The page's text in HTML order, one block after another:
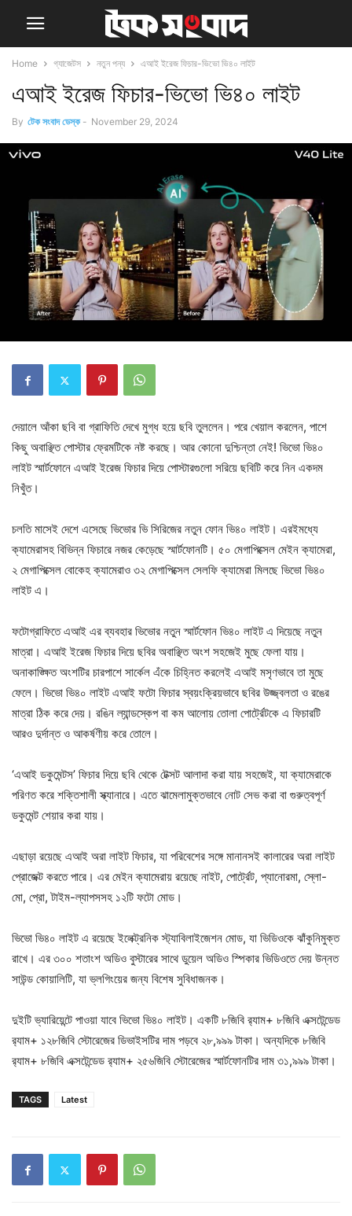
Home গ্যাজেটস নতুন পন্য এআই ইরেজ ফিচার-ভিভো ভি৪০ লাইট
এআই ইরেজ ফিচার-ভিভো ভি৪০ লাইট
By টেক সংবাদ ডেস্ক - November 29, 2024
দেয়ালে আঁকা ছবি বা গ্রাফিতি দেখে মুগ্ধ হয়ে ছবি তুললেন। পরে খেয়াল করলেন, পাশে
কিছু অবাঞ্ছিত পোস্টার ফ্রেমটিকে নষ্ট করছে। আর কোনো দুশ্চিন্তা নেই! ভিভো ভি৪০
লাইট স্মার্টফোনে এআই ইরেজ ফিচার দিয়ে পোস্টারগুলো সরিয়ে ছবিটি করে নিন একদম
নিখুঁত।
চলতি মাসেই দেশে এসেছে ভিভোর ভি সিরিজের নতুন ফোন ভি৪০ লাইট। এরইমধ্যে
ক্যামেরাসহ বিভিন্ন ফিচারে নজর কেড়েছে স্মার্টফোনটি। ৫০ মেগাপিক্সেল মেইন ক্যামেরা,
২ মেগাপিক্সেল বোকেহ ক্যামেরাও ৩২ মেগাপিক্সেল সেলফি ক্যামেরা মিলছে ভিভো ভি৪০
লাইট এ।
ফটোগ্রাফিতে এআই এর ব্যবহার ভিভোর নতুন স্মার্টফোন ভি৪০ লাইট এ দিয়েছে নতুন
মাত্রা। এআই ইরেজ ফিচার দিয়ে ছবির অবাঞ্ছিত অংশ সহজেই মুছে ফেলা যায়।
অনাকাঙ্ক্ষিত অংশটির চারপাশে সার্কেল এঁকে চিহ্নিত করলেই এআই মসৃণভাবে তা মুছে
ফেলে। ভিভো ভি৪০ লাইট এআই ফটো ফিচার স্বয়ংক্রিয়ভাবে ছবির উজ্জ্বলতা ও রঙের
মাত্রা ঠিক করে দেয়। রঙিন ল্যান্ডস্কেপ বা কম আলোয় তোলা পোর্ট্রেটকে এ ফিচারটি
আরও দুর্দান্ত ও আকর্ষণীয় করে তোলে।
‘এআই ডকুমেন্টস’ ফিচার দিয়ে ছবি থেকে টেক্সট আলাদা করা যায় সহজেই, যা ক্যামেরাকে
পরিণত করে শক্তিশালী স্ক্যানারে। এতে ঝামেলামুক্তভাবে নোট সেভ করা বা গুরুত্বপূর্ণ
ডকুমেন্ট শেয়ার করা যায়।
এছাড়া রয়েছে এআই অরা লাইট ফিচার, যা পরিবেশের সঙ্গে মানানসই কালারের অরা লাইট
প্রোজেক্ট করতে পারে। এর মেইন ক্যামেরায় রয়েছে নাইট, পোর্ট্রেট, প্যানোরমা, স্লো-
মো, প্রো, টাইম-ল্যাপসসহ ১২টি ফটো মোড।
ভিভো ভি৪০ লাইট এ রয়েছে ইলেক্ট্রনিক স্ট্যাবিলাইজেশন মোড, যা ভিডিওকে ঝাঁকুনিমুক্ত
রাখে। এর ৩০০ শতাংশ অডিও বুস্টারের সাথে ডুয়েল অডিও স্পিকার ভিডিওতে দেয় উন্নত
সাউন্ড কোয়ালিটি, যা ভ্লগিংয়ের জন্য বিশেষ সুবিধাজনক।
দুইটি ভ্যারিয়েন্টে পাওয়া যাবে ভিভো ভি৪০ লাইট। একটি ৮জিবি র‍্যাম+ ৮জিবি এক্সটেন্ডেড
র‍্যাম+ ১২৮জিবি স্টোরেজের ডিভাইসটির দাম পড়বে ২৮,৯৯৯ টাকা। অন্যদিকে ৮জিবি
র‍্যাম+ ৮জিবি এক্সটেন্ডেড র‍্যাম+ ২৫৬জিবি স্টোরেজের স্মার্টফোনটির দাম ৩১,৯৯৯ টাকা।
TAGS Latest